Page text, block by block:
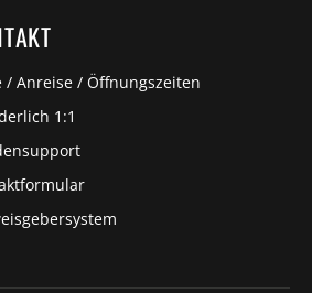
/ Anreise / Öffnungszeiten
1:1